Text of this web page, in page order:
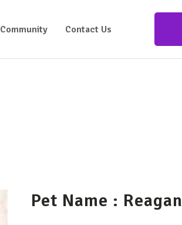
Community Contact Us
Pet Name : Reagan